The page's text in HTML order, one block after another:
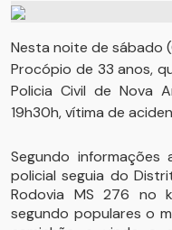
Nesta noite de sábado
Procópio de 33 anos,
Policia Civil de Nova
19h30h, vítima de
Segundo
policial seguia do
Rodovia MS 276 no
segundo populares o